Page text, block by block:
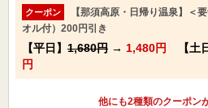
クーポン
【那須高原・日帰り温泉】＜
オル付）200円引き
【平日】 1,680円 → 1,480円 【土
円
他にも2種類のクーポン